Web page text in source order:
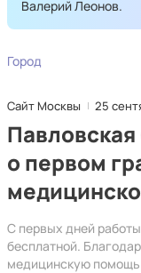
Валерий Леонов.
Город
Сайт Москвы 25
о первом
С первых дней
бесплатной.
медицинскую